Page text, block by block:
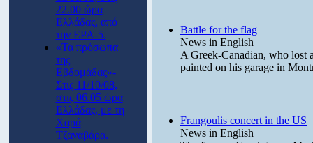
22.00 ώρα
Ελλάδας, από
την ΕΡΑ-5.
«Τα πρόσωπα
της
Εβδομάδας»-
Στις 11/10/08,
στις 06.05 ώρα
Ελλάδας, με τη
Χαρά
Τζαναβάρα.
Battle for the flag
News in English
A Greek-Canadian, who lost
painted on his garage in
Frangoulis concert in the US
News in English